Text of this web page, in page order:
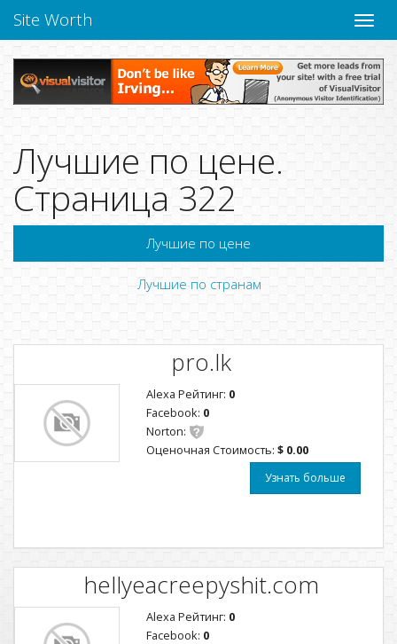
Site Worth
Лучшие по цене.
Страница 322
Лучшие по цене
Лучшие по странам
pro.lk
Alexa Рейтинг: 0
Facebook: 0
Norton:
Оценочная Стоимость: $ 0.00
Узнать больше
hellyeacreepyshit.com
Alexa Рейтинг: 0
Facebook: 0